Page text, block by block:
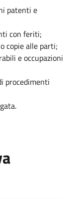
patenti e
con feriti;
copie alle parti;
e occupazioni
procedimenti